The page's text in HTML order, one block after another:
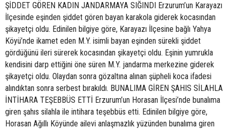
ŞİDDET GÖREN KADIN JANDARMAYA SIĞINDI Erzurum’un Karayazı
İlçesinde eşinden şiddet gören bayan karakola giderek kocasından
şikayetçi oldu. Edinilen bilgiye göre, Karayazı İlçesine bağlı Yahya
Köyü’nde ikamet eden M.Y. isimli bayan eşinden sürekli şiddet
gördüğünü ileri sürerek kocasından şikayetçi oldu. Eşinin yumrukla
kendisini darp ettiğini öne süren M.Y. jandarma merkezine giderek
şikayetçi oldu. Olaydan sonra gözaltına alınan şüpheli koca ifadesi
alındıktan sonra serbest bırakıldı. BUNALIMA GİREN ŞAHIS SİLAHLA
İNTİHARA TEŞEBBÜS ETTİ Erzurum’un Horasan İlçesi’nde bunalıma
giren şahıs silahla ile intihara teşebbüs etti. Edinilen bilgiye göre,
Horasan Ağıllı Köyünde ailevi anlaşmazlık yüzünden bunalıma giren